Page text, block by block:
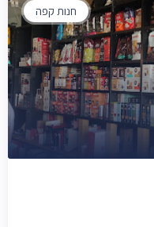
חנות קפה